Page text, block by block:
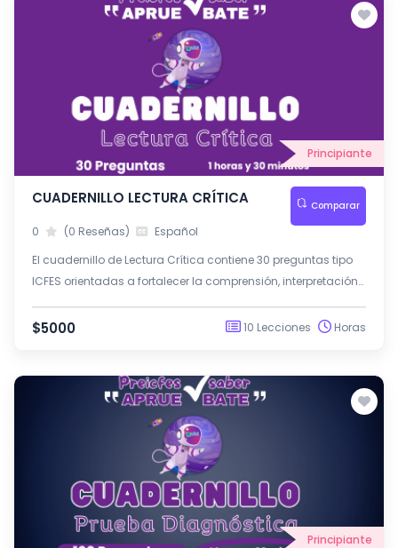
Principiante
CUADERNILLO LECTURA CRÍTICA Comparar
0 (0 Reseñas)
Español
El cuadernillo de Lectura Crítica contiene 30 preguntas tipo
ICFES orientadas a fortalecer la comprensión, interpretación
$5000 10 Lecciones Horas
Principiante